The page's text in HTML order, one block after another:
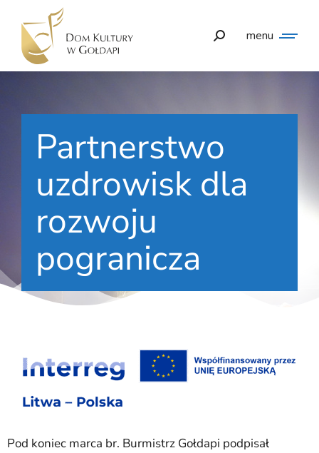
menu
Partnerstwo
uzdrowisk dla
rozwoju
pogranicza
Pod koniec marca br. Burmistrz Gołdapi podpisał